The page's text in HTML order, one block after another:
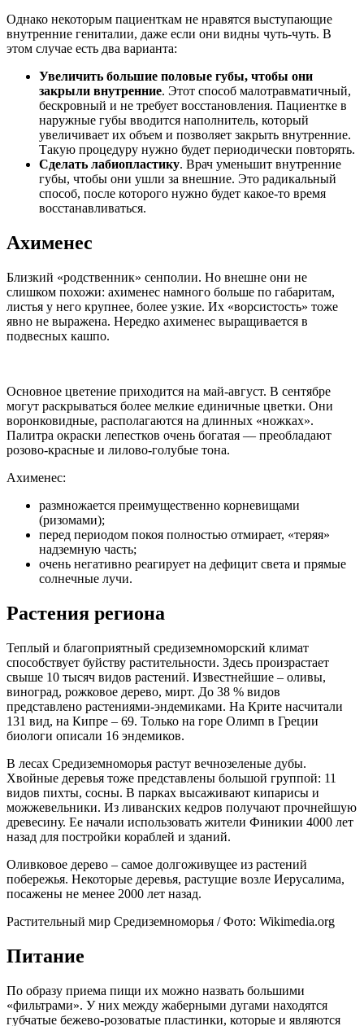
Однако некоторым пациенткам не нравятся выступающие
внутренние гениталии, даже если они видны чуть-чуть. В
этом случае есть два варианта:
Увеличить большие половые губы, чтобы они
закрыли внутренние. Этот способ малотравматичный,
бескровный и не требует восстановления. Пациентке в
наружные губы вводится наполнитель, который
увеличивает их объем и позволяет закрыть внутренние.
Такую процедуру нужно будет периодически повторять.
Сделать лабиопластику. Врач уменьшит внутренние
губы, чтобы они ушли за внешние. Это радикальный
способ, после которого нужно будет какое-то время
восстанавливаться.
Ахименес
Близкий «родственник» сенполии. Но внешне они не
слишком похожи: ахименес намного больше по габаритам,
листья у него крупнее, более узкие. Их «ворсистость» тоже
явно не выражена. Нередко ахименес выращивается в
подвесных кашпо.
Основное цветение приходится на май-август. В сентябре
могут раскрываться более мелкие единичные цветки. Они
воронковидные, располагаются на длинных «ножках».
Палитра окраски лепестков очень богатая — преобладают
розово-красные и лилово-голубые тона.
Ахименес:
размножается преимущественно корневищами
(ризомами);
перед периодом покоя полностью отмирает, «теряя»
надземную часть;
очень негативно реагирует на дефицит света и прямые
солнечные лучи.
Растения региона
Теплый и благоприятный средиземноморский климат
способствует буйству растительности. Здесь произрастает
свыше 10 тысяч видов растений. Известнейшие – оливы,
виноград, рожковое дерево, мирт. До 38 % видов
представлено растениями-эндемиками. На Крите насчитали
131 вид, на Кипре – 69. Только на горе Олимп в Греции
биологи описали 16 эндемиков.
В лесах Средиземноморья растут вечнозеленые дубы.
Хвойные деревья тоже представлены большой группой: 11
видов пихты, сосны. В парках высаживают кипарисы и
можжевельники. Из ливанских кедров получают прочнейшую
древесину. Ее начали использовать жители Финикии 4000 лет
назад для постройки кораблей и зданий.
Оливковое дерево – самое долгоживущее из растений
побережья. Некоторые деревья, растущие возле Иерусалима,
посажены не менее 2000 лет назад.
Растительный мир Средиземноморья / Фото: Wikimedia.org
Питание
По образу приема пищи их можно назвать большими
«фильтрами». У них между жаберными дугами находятся
губчатые бежево-розоватые пластинки, которые и являются